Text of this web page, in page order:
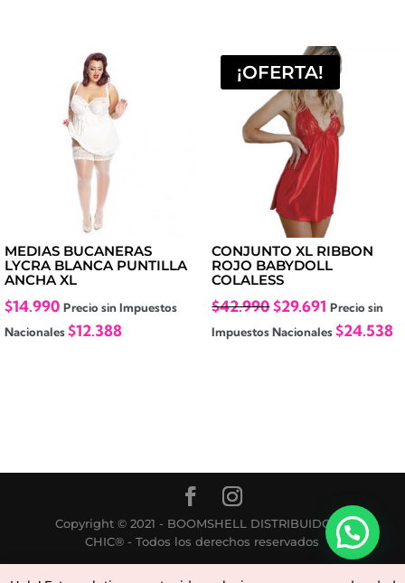
MEDIAS BUCANERAS
LYCRA BLANCA PUNTILLA
ANCHA XL
$14.990 Precio sin Impuestos
Nacionales$12.388
¡OFERTA!
CONJUNTO XL RIBBON
ROJO BABYDOLL
COLALESS
$42.990El
precio
$29.691 El
precio
Precio sin
Impuestos Nacionales$24.538
Copyright © 2021 - BOOMSHELL DISTRIBUIDORA
CHIC® - Todos los derechos reservados